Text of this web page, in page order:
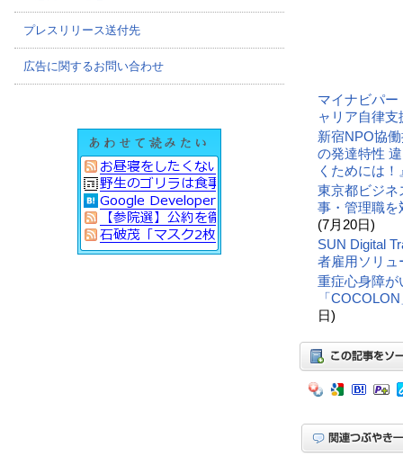
プレスリリース送付先
広告に関するお問い合わせ
マイナビパ
ャリア自律
新宿NPO協
の発達特性
くためには
東京都ビジネ
事・管理職を
(7月20日)
SUN Digital
者雇用ソリュ
重症心身障が
「
日)